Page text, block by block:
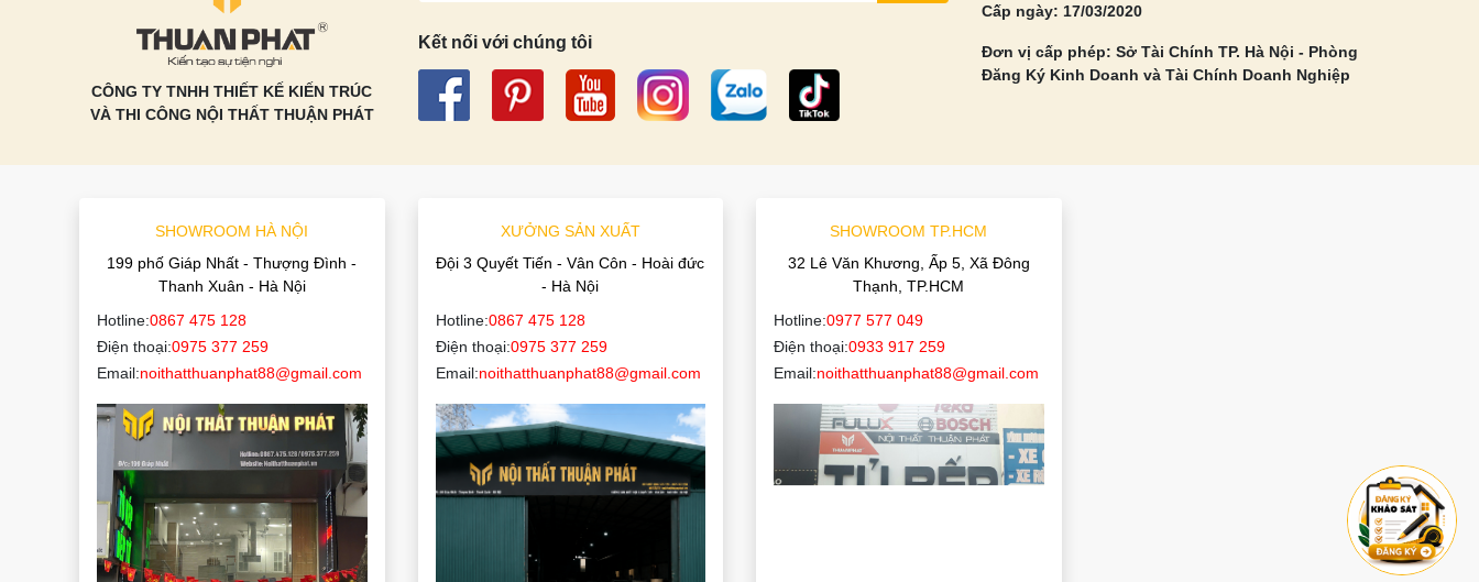
CÔNG TY TNHH THIẾT KẾ KIẾN TRÚC
VÀ THI CÔNG NỘI THẤT THUẬN PHÁT
Kết nối với chúng tôi
Cấp ngày: 17/03/2020
Đơn vị cấp phép: Sở Tài Chính TP. Hà Nội - Phòng
Đăng Ký Kinh Doanh và Tài Chính Doanh Nghiệp
SHOWROOM HÀ NỘI
199 phố Giáp Nhất - Thượng Đình -
Thanh Xuân - Hà Nội
Hotline:0867 475 128
Điện thoại:0975 377 259
Email:noithatthuanphat88@gmail.com
XƯỞNG SẢN XUẤT
Đội 3 Quyết Tiến - Vân Côn - Hoài đức
- Hà Nội
Hotline:0867 475 128
Điện thoại:0975 377 259
Email:noithatthuanphat88@gmail.com
SHOWROOM TP.HCM
32 Lê Văn Khương, Ấp 5, Xã Đông
Thạnh, TP.HCM
Hotline:0977 577 049
Điện thoại:0933 917 259
Email:noithatthuanphat88@gmail.com